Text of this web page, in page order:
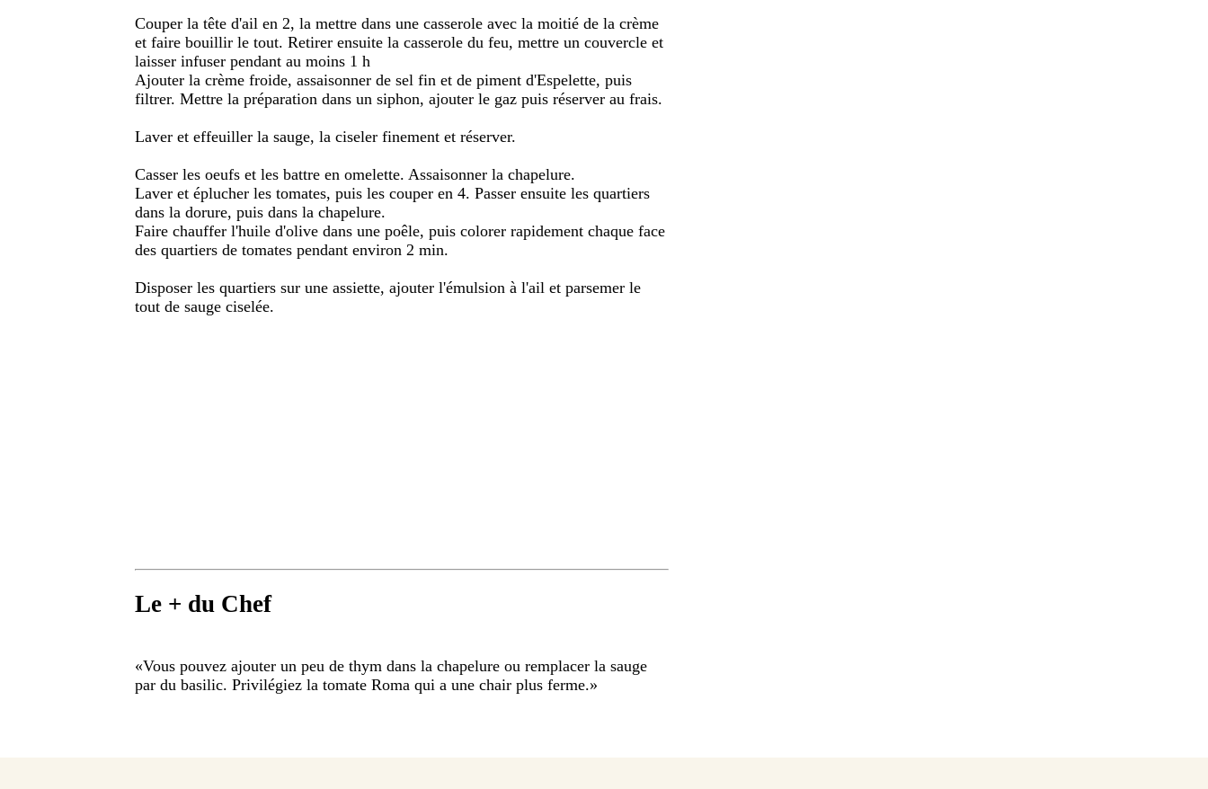
Couper la tête d'ail en 2, la mettre dans une casserole avec la moitié de la crème
et faire bouillir le tout. Retirer ensuite la casserole du feu, mettre un couvercle et
laisser infuser pendant au moins 1 h
Ajouter la crème froide, assaisonner de sel fin et de piment d'Espelette, puis
filtrer. Mettre la préparation dans un siphon, ajouter le gaz puis réserver au frais.
Laver et effeuiller la sauge, la ciseler finement et réserver.
Casser les oeufs et les battre en omelette. Assaisonner la chapelure.
Laver et éplucher les tomates, puis les couper en 4. Passer ensuite les quartiers
dans la dorure, puis dans la chapelure.
Faire chauffer l'huile d'olive dans une poêle, puis colorer rapidement chaque face
des quartiers de tomates pendant environ 2 min.
Disposer les quartiers sur une assiette, ajouter l'émulsion à l'ail et parsemer le
tout de sauge ciselée.
Le + du Chef
«Vous pouvez ajouter un peu de thym dans la chapelure ou remplacer la sauge
par du basilic. Privilégiez la tomate Roma qui a une chair plus ferme.»